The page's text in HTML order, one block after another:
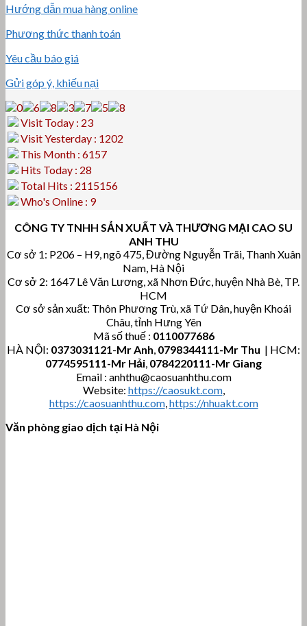
Hướng dẫn mua hàng online
Phương thức thanh toán
Yêu cầu báo giá
Gửi góp ý, khiếu nại
Visit Today : 23
Visit Yesterday : 1202
This Month : 6157
Hits Today : 28
Total Hits : 2115156
Who's Online : 9
CÔNG TY TNHH SẢN XUẤT VÀ THƯƠNG MẠI CAO SU
ANH THU
Cơ sở 1: P206 – H9, ngõ 475, Đường Nguyễn Trãi, Thanh Xuân
Nam, Hà Nội
Cơ sở 2: 1647 Lê Văn Lương, xã Nhơn Đức, huyện Nhà Bè, TP.
HCM
Cơ sở sản xuất: Thôn Phương Trù, xã Tứ Dân, huyện Khoái
Châu, tỉnh Hưng Yên
Mã số thuế : 0110077686
HÀ NỘI: 0373031121-Mr Anh, 0798344111-Mr Thu | HCM:
0774595111-Mr Hải, 0784220111-Mr Giang
Email : anhthu@caosuanhthu.com
Website: https://caosukt.com,
https://caosuanhthu.com,https://nhuakt.com
Văn phòng giao dịch tại Hà Nội